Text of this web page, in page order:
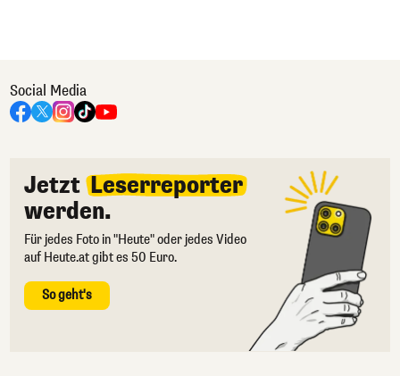
Social Media
Jetzt Leserreporter
werden.
Für jedes Foto in "Heute" oder jedes Video
auf Heute.at gibt es 50 Euro.
So geht's